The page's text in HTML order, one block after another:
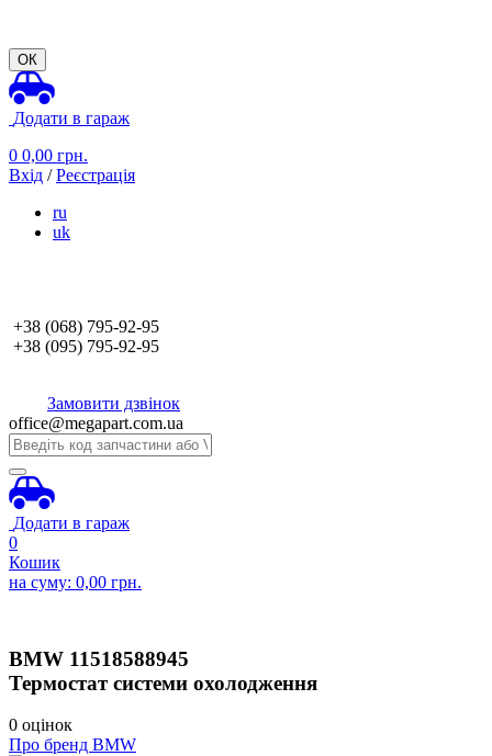
ОК
Додати в гараж
0 0,00 грн.
Вхід /Реєстрація
ru
uk
+38 (068) 795-92-95
+38 (095) 795-92-95
Замовити дзвінок
office@megapart.com.ua
Додати в гараж
0
Кошик
на суму: 0,00 грн.
BMW 11518588945
Термостат системи охолодження
0 оцінок
Про бренд BMW